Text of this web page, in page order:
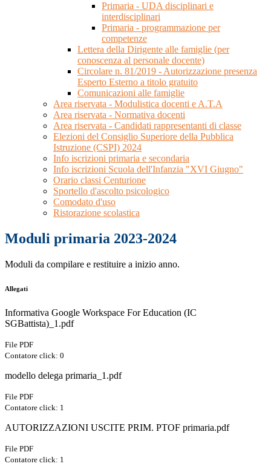
Primaria - UDA disciplinari e
interdisciplinari
Primaria - programmazione per
competenze
Lettera della Dirigente alle famiglie (per
conoscenza al personale docente)
Circolare n. 81/2019 - Autorizzazione presenza
Esperto Esterno a titolo gratuito
Comunicazioni alle famiglie
Area riservata - Modulistica docenti e A.T.A
Area riservata - Normativa docenti
Area riservata - Candidati rappresentanti di classe
Elezioni del Consiglio Superiore della Pubblica
Istruzione (CSPI) 2024
Info iscrizioni primaria e secondaria
Info iscrizioni Scuola dell'Infanzia "XVI Giugno"
Orario classi Centurione
Sportello d'ascolto psicologico
Comodato d'uso
Ristorazione scolastica
Moduli primaria 2023-2024
Moduli da compilare e restituire a inizio anno.
Allegati
Informativa Google Workspace For Education (IC
SGBattista)_1.pdf
File PDF
Contatore click: 0
modello delega primaria_1.pdf
File PDF
Contatore click: 1
AUTORIZZAZIONI USCITE PRIM. PTOF primaria.pdf
File PDF
Contatore click: 1